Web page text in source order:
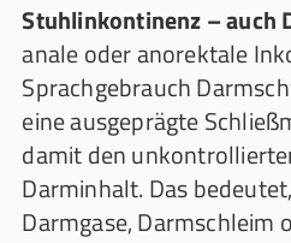
Stuhlinkontinenz – auch
anale oder anorektale
Sprachgebrauch
eine ausgeprägte
damit den
Darminhalt. Das
Darmgase, Darmschleim